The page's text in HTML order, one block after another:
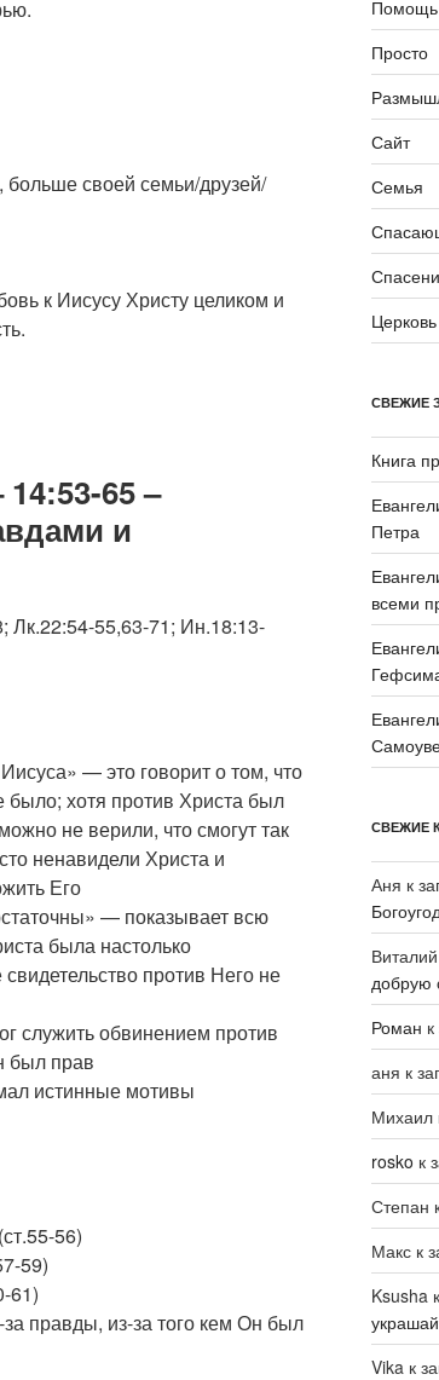
своей семьи/друзей/
к Иисусу Христу целиком и
65 –
и
Лк.22:54-55,63-71; Ин.18:13-
— это говорит о том, что
было; хотя против Христа был
не верили, что смогут так
ненавидели Христа и
Его
— показывает всю
была настолько
против Него не
служить обвинением против
был прав
истинные мотивы
56)
59)
61)
правды, из-за того кем Он был
Помощь
Просто
Сайт
Семья
Церковь
СВЕЖИЕ
Книга
Петра
всеми
СВЕЖИЕ
Аня к
Виталий
добрую
Роман
аня к
Михаил
rosko к
Степан
Макск
Ksusha
Vika к